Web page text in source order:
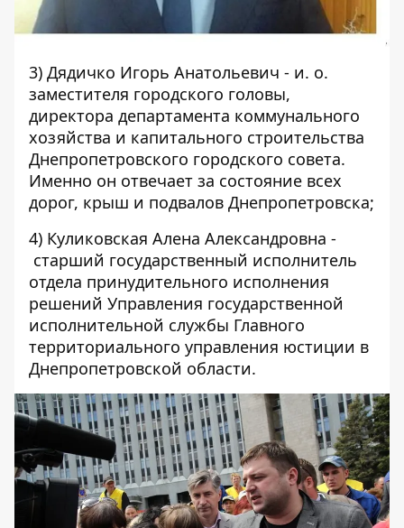
3) Дядичко Игорь Анатольевич - и. о.
заместителя городского головы,
директора департамента коммунального
хозяйства и капитального строительства
Днепропетровского городского совета.
Именно он отвечает за состояние всех
дорог, крыш и подвалов Днепропетровска;
4) Куликовская Алена Александровна -
старший государственный исполнитель
отдела принудительного исполнения
решений Управления государственной
исполнительной службы Главного
территориального управления юстиции в
Днепропетровской области.